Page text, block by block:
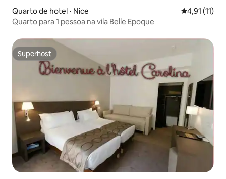
Quarto de hotel ⋅ Nice 4,91 de uma
4,91 (11)
Quarto para 1 pessoa na vila Belle Epoque
Superhost
Superhost